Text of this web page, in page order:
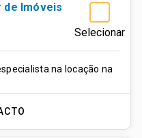
Selecionar
Imóveis
na locação na